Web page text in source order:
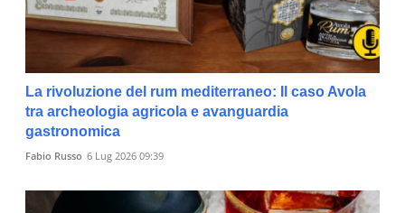
La rivoluzione del rum mediterraneo: Il caso Avola
tra archeologia agricola e avanguardia
gastronomica
Fabio Russo 6 Lug 2026 09:39